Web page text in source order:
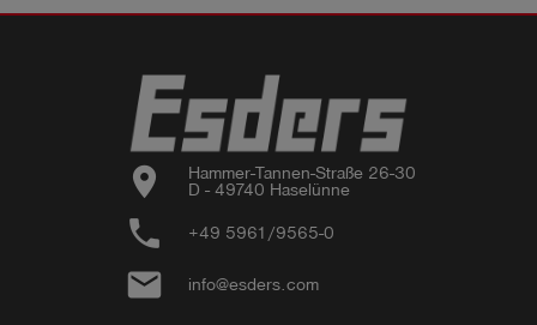
location_on
Hammer-Tannen-Straße 26-30
D - 49740 Haselünne
phone +49 5961/9565-0
email info@esders.com